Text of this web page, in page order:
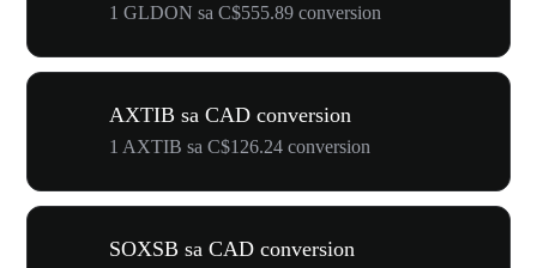
1 GLDON sa C$555.89 conversion
AXTIB sa CAD conversion
1 AXTIB sa C$126.24 conversion
SOXSB sa CAD conversion